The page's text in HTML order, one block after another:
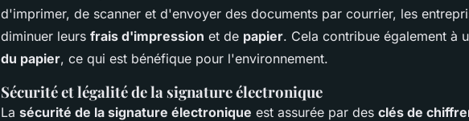
d'imprimer, de scanner et d'envoyer des documents par courrier, les
diminuer leurs frais d'impression et de papier. Cela contribue également à
du papier, ce qui est bénéfique pour l'environnement.
Sécurité et légalité de la signature électronique
La sécurité de la signature électronique est assurée par des clés de